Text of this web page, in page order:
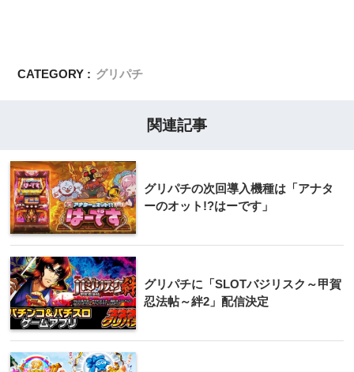
CATEGORY : グリパチ
関連記事
グリパチの次回導入機種は「アナタ
ーのオット!?はーです」
グリパチに「SLOTバジリスク～甲賀
忍法帖～絆2」配信決定